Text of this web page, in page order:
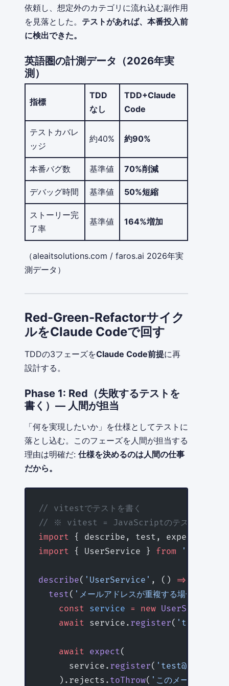
依頼し、想定外のカテゴリに流れ込む副作用
を見落とした。 テストがあれば、本番投入前
に検出できた。
英語圏の計測データ（2026年実
測）
指標
TDD
なし
TDD+Claude
Code
テストカバレ
ッジ
約40% 約90%
本番バグ数 基準値 70%削減
デバッグ時間 基準値 50%短縮
ストーリー完
了率
基準値 164%増加
（aleaitsolutions.com / faros.ai 2026年実
測データ）
Red-Green-Refactorサイク
ルをClaude Codeで回す
TDDの3フェーズをClaude Code前提に再
設計する。
Phase 1: Red（失敗するテストを
書く）— 人間が担当
「何を実現したいか」を仕様としてテストに
落とし込む。このフェーズを人間が担当する
理由は明確だ: 仕様を決めるのは人間の仕事
だから。
// vitestでテストを書く
// ※ vitest = JavaScriptのテストフレームワ
import { describe, test, expect }
import { UserService } from './user-
describe( 'UserService' , () =>
  test
( 'メールアドレスが重複する場合は登録
    const
service = new UserService
    await
service. register(
    await
expect(
      service.
register(
    ).rejects.
toThrow( 'このメールアドレ